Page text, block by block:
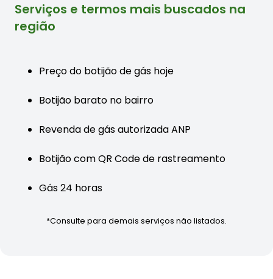
Serviços e termos mais buscados na
região
Preço do botijão de gás hoje
Botijão barato no bairro
Revenda de gás autorizada ANP
Botijão com QR Code de rastreamento
Gás 24 horas
*Consulte para demais serviços não listados.